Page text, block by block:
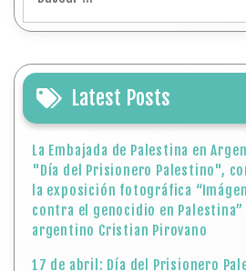
argentino Cristian Pirovano
17 de abril: Día del Prisionero
Hoy 16 de abril conmemoramos
9 de abril, "Masacre de Deir
Embajada del Estado de Palestina
participó en la apertura del IX